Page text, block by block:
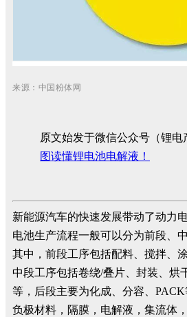
来源：中国粉体网
原文始发于微信公众号（锂电
图读懂锂电池电解液！
新能源汽车的快速发展带动了动力
电池生产流程一般可以分为前段、
其中，前段工序包括配料、搅拌、
中段工序包括卷绕/叠片、封装、烘
等，后段主要为化成、分容、
负极材料，隔膜，电解液，集流体